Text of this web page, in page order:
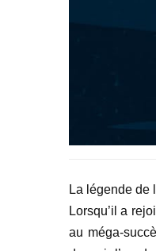
La légende de
Lorsqu’il a
au méga-